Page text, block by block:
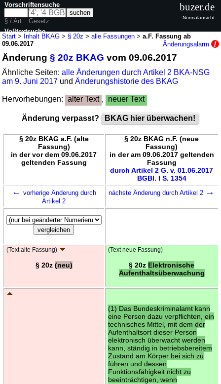
Start > Inhalt BKAG > § 20z >alle Fassungen >a.F. Fassung ab
09.06.2017
Änderungsalarm
Änderung§ 20z BKAG vom 09.06.2017
Ähnliche Seiten:alle Änderungen durch Artikel 2 BKA-NSG
am 9. Juni 2017 undÄnderungshistorie des BKAG
Hervorhebungen: alter Text , neuer Text
Änderung verpasst? BKAG hier überwachen!
§ 20z BKAG a.F. (alte
Fassung)
in der vor dem 09.06.2017
geltenden Fassung
§ 20z BKAG n.F. (neue
Fassung)
in der am 09.06.2017 geltenden
Fassung
durch Artikel 2 G. v. 01.06.2017
BGBl. I S. 1354
← vorherige Änderung durch
Artikel 2
nächste Änderung durch Artikel 2 →
(Text alte Fassung)
§ 20z (neu)
(Text neue Fassung)
§ 20z Elektronische
Aufenthaltsüberwachung
(1) Das Bundeskriminalamt kann
eine Person dazu verpflichten, ein
technisches Mittel, mit dem der
Aufenthaltsort dieser Person
elektronisch überwacht werden
kann, ständig in betriebsbereitem
Zustand am Körper bei sich zu
führen und dessen
Funktionsfähigkeit nicht zu
beeinträchtigen, wenn
Vorschriftensuche
§ / Art.
Gesetz
Volltextsuche
buzer.de
Normalansicht